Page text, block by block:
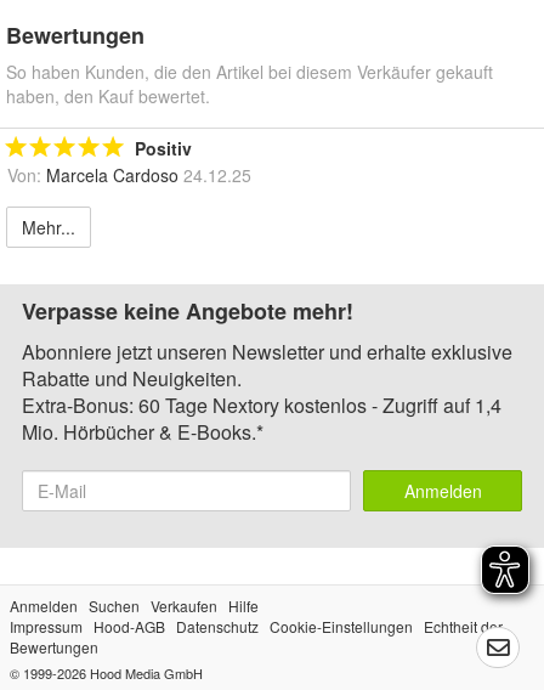
Bewertungen
So haben Kunden, die den Artikel bei diesem Verkäufer gekauft
haben, den Kauf bewertet.
Positiv
Von: Marcela Cardoso 24.12.25
Mehr...
Verpasse keine Angebote mehr!
Abonniere jetzt unseren Newsletter und erhalte exklusive
Rabatte und Neuigkeiten.
Extra-Bonus: 60 Tage Nextory kostenlos - Zugriff auf 1,4
Mio. Hörbücher & E-Books.*
Anmelden
Anmelden Suchen Verkaufen
Hilfe
Impressum
Hood-AGB Datenschutz Cookie-Einstellungen
Echtheit der
Bewertungen
© 1999-2026 Hood Media GmbH